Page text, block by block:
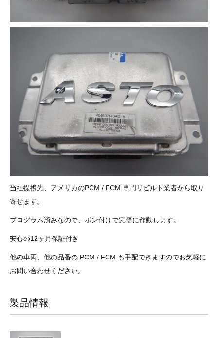
バッテリーチャージャー（4）
ホイールロック取り外しツール（6）
3D プリンターペン（8）
その他（12）
当社提携先、アメリカのPCM / FCM 専門リビルト業者から取り
寄せます。
プログラム済みなので、ポン付けで完璧に作動します。
安心の12ヶ月保証付き
他の車両、他の品番の PCM / FCM も手配できますのでお気軽に
お問い合わせください。
製品情報